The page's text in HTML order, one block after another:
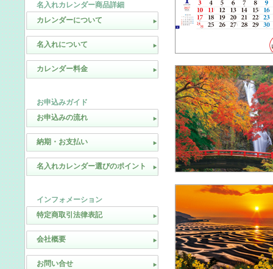
名入れカレンダー商品詳細
カレンダーについて
名入れについて
カレンダー料金
お申込みガイド
お申込みの流れ
納期・お支払い
名入れカレンダー選びのポイント
インフォメーション
特定商取引法律表記
会社概要
お問い合せ